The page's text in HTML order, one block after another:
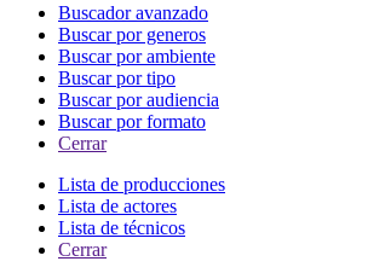
Buscador avanzado
Buscar por generos
Buscar por ambiente
Buscar por tipo
Buscar por audiencia
Buscar por formato
Cerrar
Lista de producciones
Lista de actores
Lista de técnicos
Cerrar